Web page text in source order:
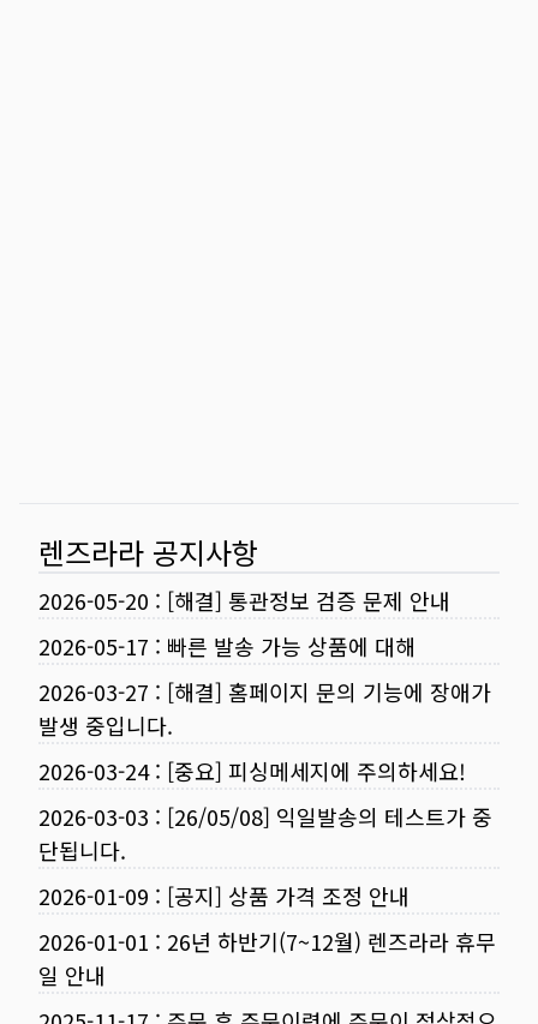
렌즈라라 공지사항
2026-05-20 : [해결] 통관정보 검증 문제 안내
2026-05-17 : 빠른 발송 가능 상품에 대해
2026-03-27 : [해결] 홈페이지 문의 기능에 장애가
발생 중입니다.
2026-03-24: [중요] 피싱메세지에 주의하세요!
2026-03-03 : [26/05/08] 익일발송의 테스트가 중
단됩니다.
2026-01-09 : [공지] 상품 가격 조정 안내
2026-01-01 : 26년 하반기(7~12월) 렌즈라라 휴무
일 안내